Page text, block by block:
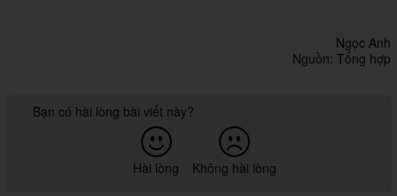
Ngọc Anh
Nguồn: Tổng hợp
Bạn có hài lòng bài viết này?
Hài lòng Không hài lòng